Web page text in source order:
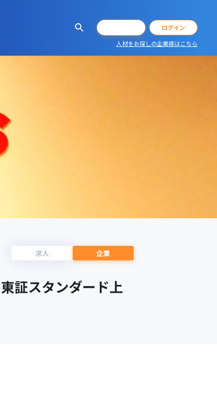
ログイン
人材をお探しの企業様はこちら
求人 企業
証スタンダード上